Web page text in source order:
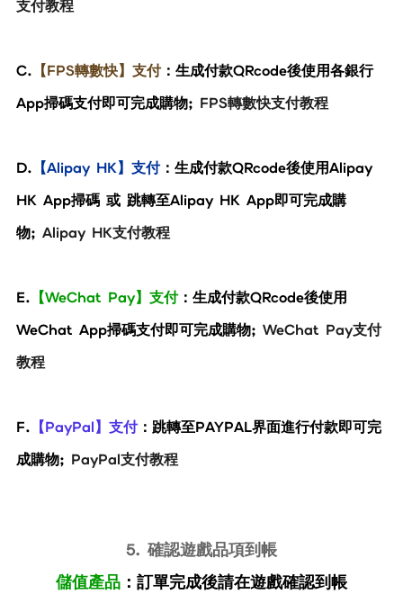
支付教程
C. 【FPS轉數快】支付：生成付款QRcode後使用各銀行
App掃碼支付即可完成購物; FPS轉數快支付教程
D. 【Alipay HK】支付：生成付款QRcode後使用Alipay
HK App掃碼 或 跳轉至Alipay HK App即可完成購
物;Alipay HK支付教程
E. 【WeChat Pay】支付：生成付款QRcode後使用
WeChat App掃碼支付即可完成購物;WeChat Pay支付
教程
F. 【PayPal】支付：跳轉至PAYPAL界面進行付款即可完
成購物; PayPal支付教程
5. 確認遊戲品項到帳
儲值產品 ：訂單完成後請在遊戲確認到帳